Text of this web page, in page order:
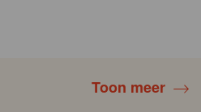
Toon meer